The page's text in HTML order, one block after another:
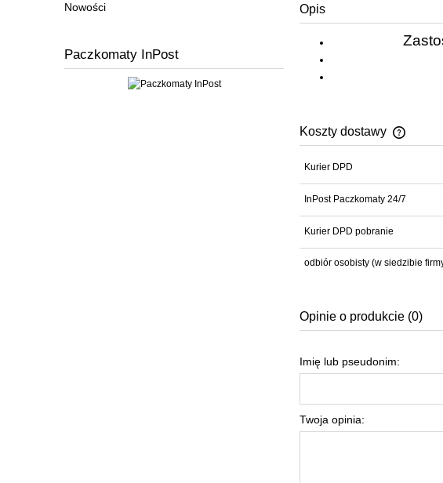
Nowości
Paczkomaty InPost
Opis
Koszty dostawy
Kurier DPD
InPost Paczkomaty 24/7
Kurier DPD pobranie
odbiór osobisty (w siedzibie
Opinie o produkcie (0)
Imię lub pseudonim:
Twoja opinia: